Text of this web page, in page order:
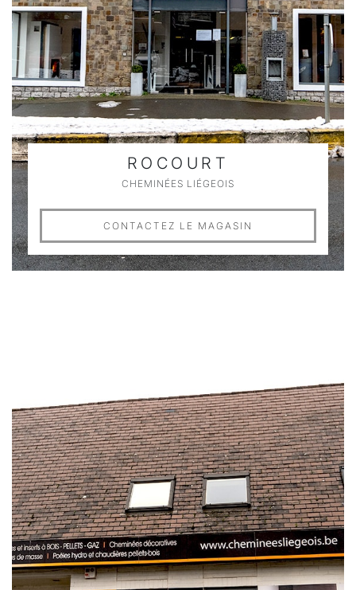
ROCOURT
CHEMINÉES LIÉGEOIS
CONTACTEZ LE MAGASIN